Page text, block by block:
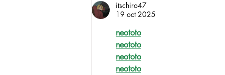
itschiro47
19 oct 2025
neototo
neototo
neototo
neototo